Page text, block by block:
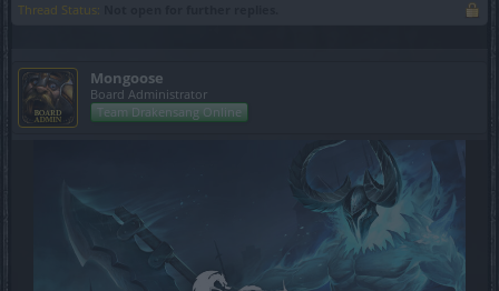
Thread Status:
Mongoose
Board Administrator
Team Drakensang Online